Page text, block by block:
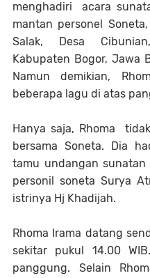
menghadiri acara
mantan personel
Salak, Desa
Kabupaten Bogor, Jawa
Namun demikian,
beberapa lagu di atas
Hanya saja, Rhoma
bersama Soneta. Dia
tamu undangan sunatan
personil soneta Surya
istrinya Hj Khadijah.
Rhoma Irama datang
sekitar pukul 14.00
panggung. Selain